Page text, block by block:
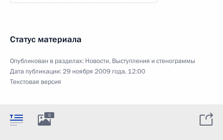
Статус материала
Опубликован в разделах: Новости, Выступления и стенограммы
Дата публикации:29 ноября 2009 года, 12:00
Текстовая версия
5